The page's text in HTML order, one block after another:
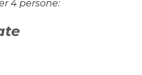
4 persone: